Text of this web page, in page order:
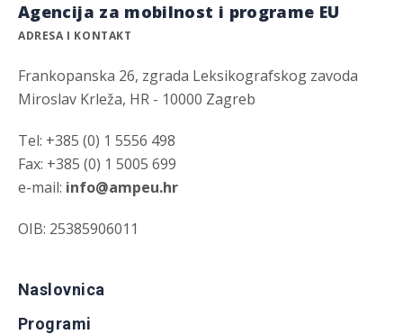
Agencija za mobilnost i programe EU
ADRESA I KONTAKT
Frankopanska 26, zgrada Leksikografskog zavoda
Miroslav Krleža, HR - 10000 Zagreb
Tel: +385 (0) 1 5556 498
Fax: +385 (0) 1 5005 699
e-mail: info@ampeu.hr
OIB: 25385906011
Naslovnica
Programi